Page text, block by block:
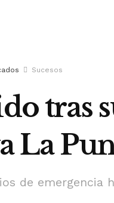
Sucesos
tras
La
de emergencia